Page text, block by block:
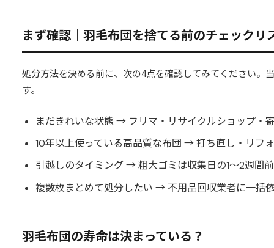
まず確認｜羽毛布団を捨てる前のチェックリ
処分方法を決める前に、次の4点を確認してみてください。
す。
まだきれいな状態 → フリマ・リサイクルショップ・
10年以上使っている高品質な布団 → 打ち直し・リフ
引越しのタイミング → 粗大ゴミは収集日の1〜2週間
複数枚まとめて処分したい → 不用品回収業者に一括
羽毛布団の寿命は決まっている？